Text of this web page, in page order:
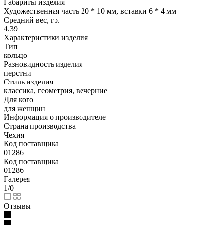
Габариты изделия
Художественная часть 20 * 10 мм, вставки 6 * 4 мм
Средний вес, гр.
4.39
Характеристики изделия
Тип
кольцо
Разновидность изделия
перстни
Стиль изделия
классика, геометрия, вечерние
Для кого
для женщин
Информация о производителе
Страна производства
Чехия
Код поставщика
01286
Код поставщика
01286
Галерея
1/0 —
Отзывы